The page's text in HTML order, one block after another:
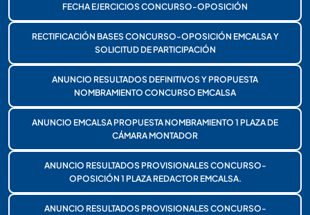
FECHA EJERCICIOS CONCURSO-OPOSICIÓN
RECTIFICACIÓN BASES CONCURSO-OPOSICIÓN EMCALSA Y
SOLICITUD DE PARTICIPACIÓN
ANUNCIO RESULTADOS DEFINITIVOS Y PROPUESTA
NOMBRAMIENTO CONCURSO EMCALSA
ANUNCIO EMCALSA PROPUESTA NOMBRAMIENTO 1 PLAZA DE
CÁMARA MONTADOR
ANUNCIO RESULTADOS PROVISIONALES CONCURSO-
OPOSICIÓN 1 PLAZA REDACTOR EMCALSA.
ANUNCIO RESULTADOS PROVISIONALES CONCURSO-